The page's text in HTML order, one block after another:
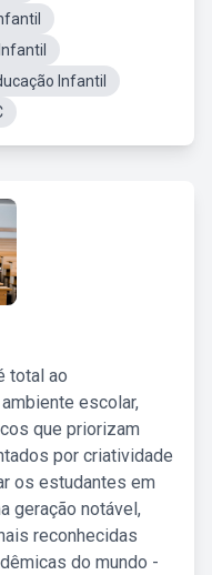
Infantil
total ao
escolar,
que priorizam
por criatividade
os estudantes em
geração notável,
reconhecidas
do mundo -